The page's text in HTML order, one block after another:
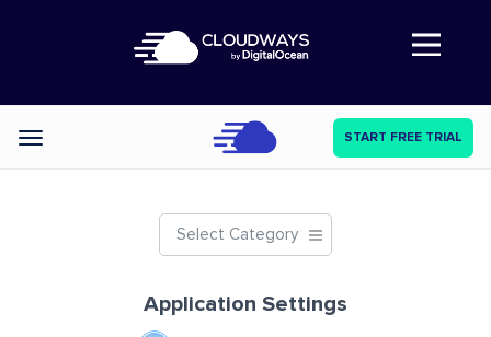
Abre a navegação
Categories START FREE TRIAL
Select Category
Application Settings